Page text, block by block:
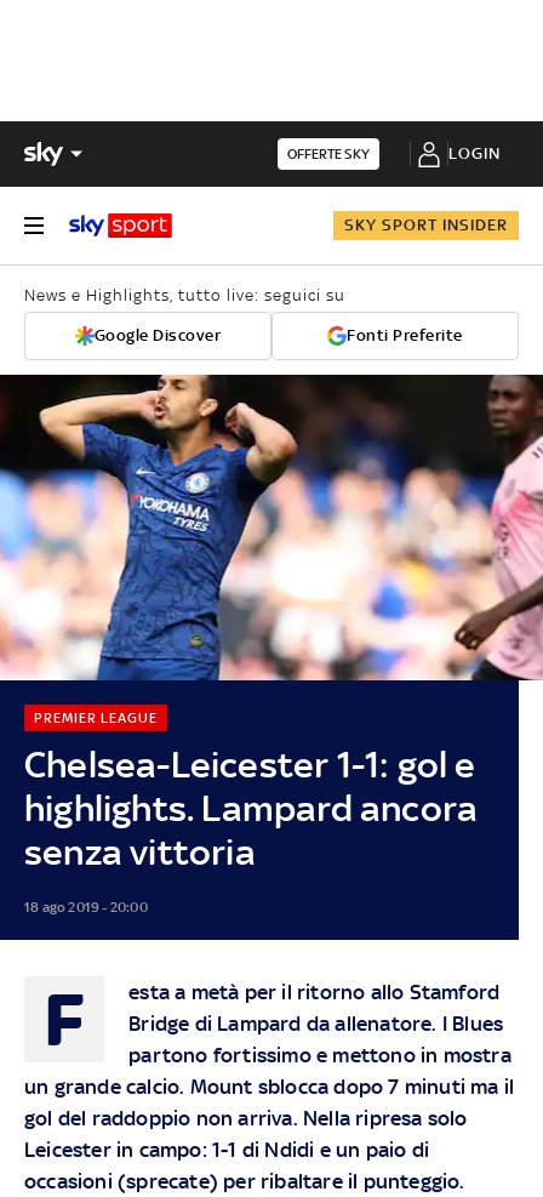
OFFERTE SKY LOGIN
SKY SPORT INSIDER
News e Highlights, tutto live: seguici su
Google Discover Fonti Preferite
Chelsea-Leicester 1-1: gol e
highlights. Lampard ancora
senza vittoria
PREMIER LEAGUE
18 ago 2019 - 20:00
F
esta a metà per il ritorno allo Stamford
Bridge di Lampard da allenatore. I Blues
partono fortissimo e mettono in mostra
un grande calcio. Mount sblocca dopo 7 minuti ma il
gol del raddoppio non arriva. Nella ripresa solo
Leicester in campo: 1-1 di Ndidi e un paio di
occasioni (sprecate) per ribaltare il punteggio.